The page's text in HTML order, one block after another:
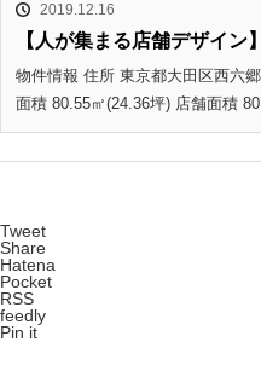
2019.12.16
【人が集まる店舗デザイン
物件情報 住所 東京都大田区西六
面積 80.55㎡(24.36坪) 店舗面積
Tweet
Share
Hatena
Pocket
RSS
feedly
Pin it